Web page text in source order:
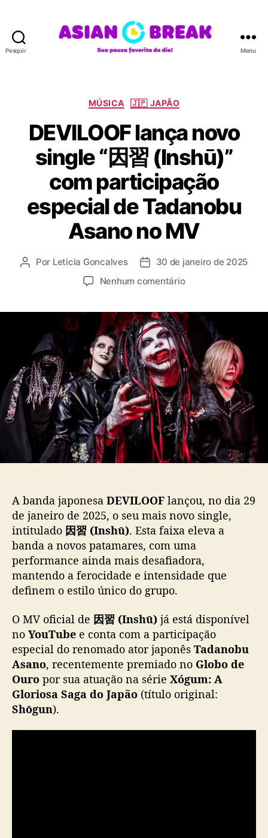
Pesquisar
A
B
R
E
A
K
Menu
C
t
e
g
o
r
i
a
MÚSICA 🇯🇵 JAPÃO
DEVILOOF lança novo
single “因習 (Inshū)”
com participação
especial de Tadanobu
Asano no MV
A
r
o
s
t
Por Leticia Goncalves
D
d
e
p
u
b
l
i
c
a
ç
o
30 de janeiro de 2025
Nenhum comentárioe
E
V
I
L
O
O
F
l
a
n
ç
a
v
o
s
i
n
g
因
習
(
I
n
s
h
)
A banda japonesa DEVILOOF lançou, no dia 29
de janeiro de 2025, o seu mais novo single,
intitulado 因習 (Inshū). Esta faixa eleva a
banda a novos patamares, com uma
performance ainda mais desafiadora,
mantendo a ferocidade e intensidade que
definem o estilo único do grupo.
O MV oficial de 因習 (Inshū) já está disponível
no YouTube e conta com a participação
especial do renomado ator japonês Tadanobu
Asano, recentemente premiado no Globo de
Ouro por sua atuação na série Xógum: A
Gloriosa Saga do Japão (título original:
Shōgun).